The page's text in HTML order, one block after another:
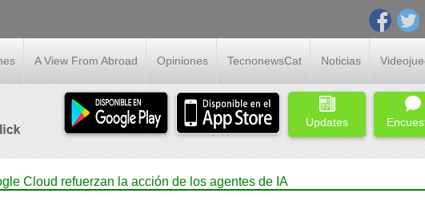
A View From Abroad Opiniones TecnonewsCat Noticias
Updates
Cloud refuerzan la acción de los agentes de IA